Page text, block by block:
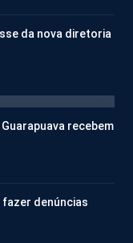
da nova diretoria
recebem
denúncias